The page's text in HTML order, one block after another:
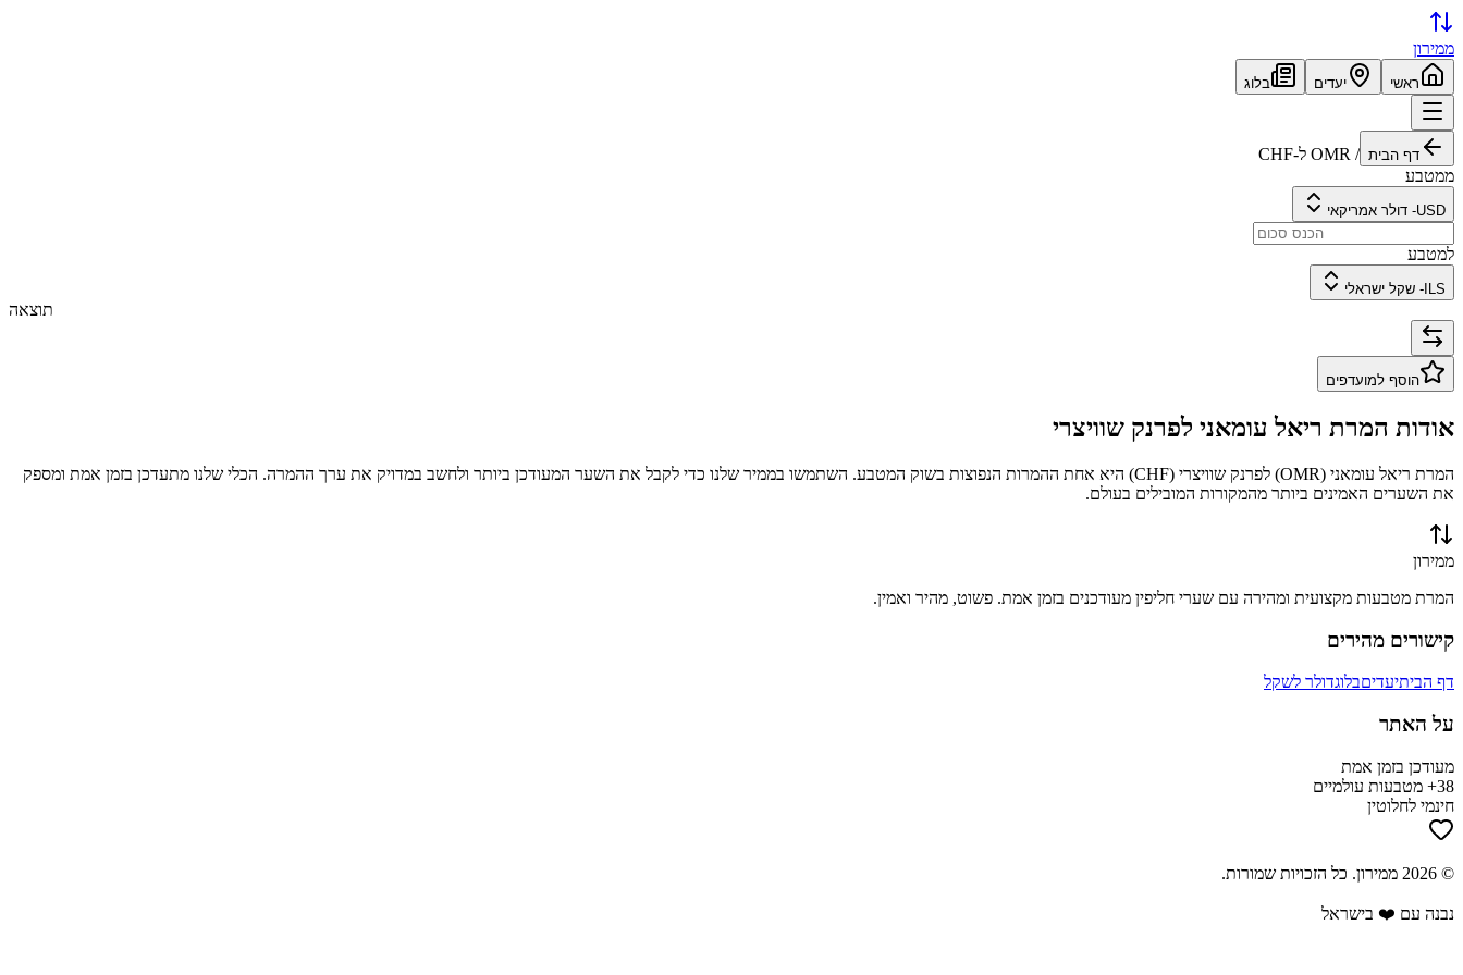
ממירון
ראשי יעדים בלוג
דף הבית /
OMR ל-CHF
ממטבע
USD
- דולר אמריקאי
למטבע
ILS
- שקל ישראלי
תוצאה
הוסף למועדפים
אודות המרת ריאל עומאני לפרנק שוויצרי
המרת ריאל עומאני (
OMR) לפרנק שוויצרי (
CHF) היא אחת ההמרות הנפוצות בשוק המטבע. השתמשו בממיר שלנו כדי לקבל את השער המעודכן ביותר ולחשב במדויק את ערך ההמרה. הכלי שלנו מתעדכן בזמן אמת ומספק
את השערים האמינים ביותר מהמקורות המובילים בעולם.
ממירון
המרת מטבעות מקצועית ומהירה עם שערי חליפין מעודכנים בזמן אמת. פשוט, מהיר ואמין.
קישורים מהירים
דף הביתיעדיםבלוגדולר לשקל
על האתר
מעודכן בזמן אמת
38+ מטבעות עולמיים
חינמי לחלוטין
©
2026 ממירון. כל הזכויות שמורות.
נבנה עם ❤️ בישראל